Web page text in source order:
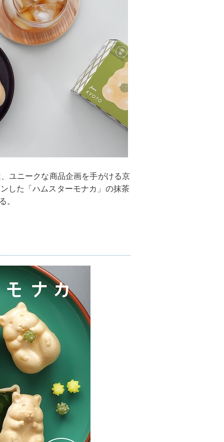
ユニークな商品企画を手がける京
した「ハムスターモナカ」の抹茶
。